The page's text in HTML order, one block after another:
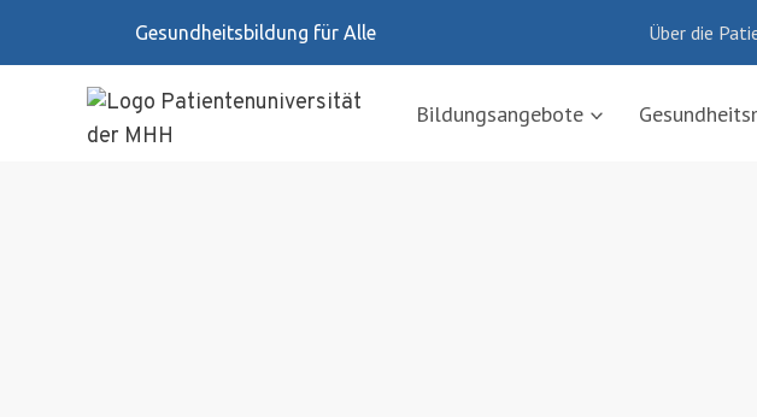
Gesundheitsbildung für Alle Über die
Bildungsangebote